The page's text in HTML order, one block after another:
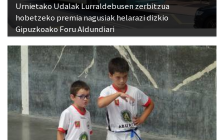
Urnietako Udalak Lurraldebusen zerbitzua
hobetzeko premia nagusiak helarazi dizkio
Gipuzkoako Foru Aldundiari